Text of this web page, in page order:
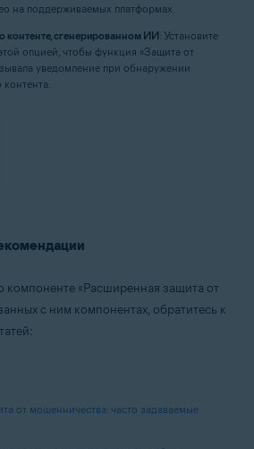
на поддерживаемых платформах.
контенте, сгенерированном ИИ: Установите
опцией, чтобы функция «Защита от
уведомление при обнаружении
компоненте «Расширенная защита от
с ним компонентах, обратитесь к
от мошенничества: часто задаваемые